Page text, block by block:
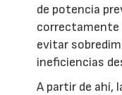
de potencia
correctamente
evitar
ineficiencias
A partir de ahí,